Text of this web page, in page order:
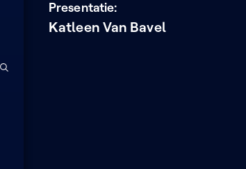
Presentatie:
Katleen Van Bavel